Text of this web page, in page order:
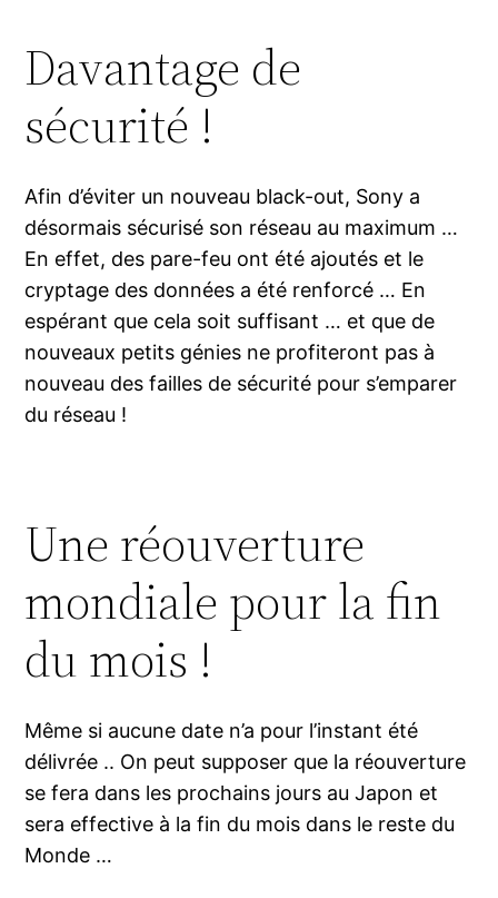
Davantage de
sécurité !
Afin d’éviter un nouveau black-out, Sony a
désormais sécurisé son réseau au maximum …
En effet, des pare-feu ont été ajoutés et le
cryptage des données a été renforcé … En
espérant que cela soit suffisant … et que de
nouveaux petits génies ne profiteront pas à
nouveau des failles de sécurité pour s’emparer
du réseau !
Une réouverture
mondiale pour la fin
du mois !
Même si aucune date n’a pour l’instant été
délivrée .. On peut supposer que la réouverture
se fera dans les prochains jours au Japon et
sera effective à la fin du mois dans le reste du
Monde …